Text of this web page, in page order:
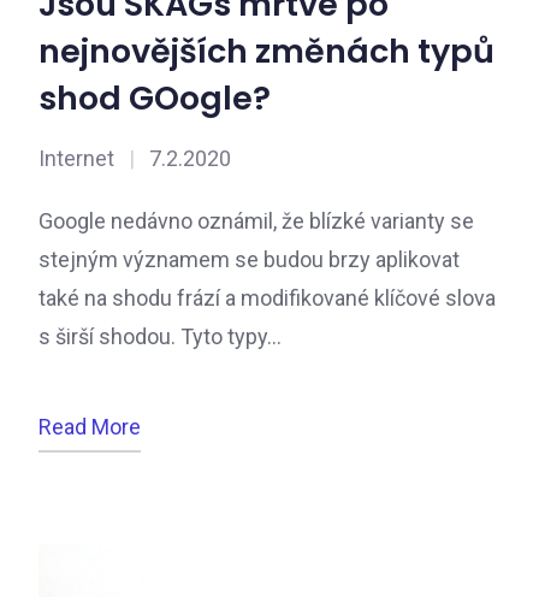
nejnovějších změnách typů
shod GOogle?
Internet | 7.2.2020
Google nedávno oznámil, že blízké varianty se
stejným významem se budou brzy aplikovat
také na shodu frází a modifikované klíčové slova
s širší shodou. Tyto typy…
Read More